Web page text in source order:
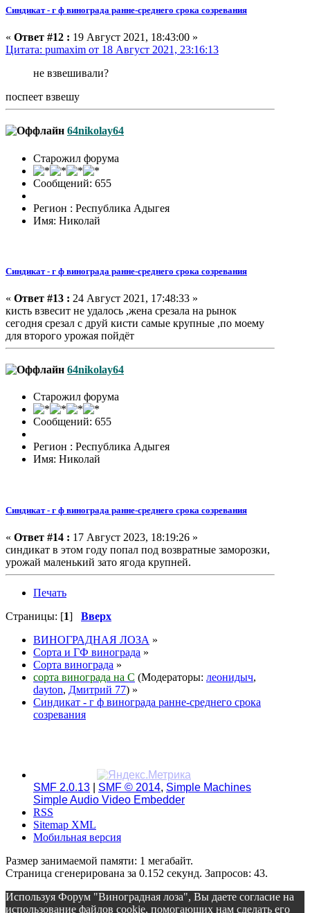
Синдикат - г ф винограда ранне-среднего срока созревания
« Ответ #12 : 19 Август 2021, 18:43:00 »
Цитата: pumaxim от 18 Август 2021, 23:16:13
не взвешивали?
поспеет взвешу
64nikolay64
Старожил форума
Сообщений: 655
Регион : Республика Адыгея
Имя: Николай
Синдикат - г ф винограда ранне-среднего срока созревания
« Ответ #13 : 24 Август 2021, 17:48:33 »
кисть взвесит не удалось ,жена срезала на рынок
сегодня срезал с друй кисти самые крупные ,по моему
для второго урожая пойдёт
64nikolay64
Старожил форума
Сообщений: 655
Регион : Республика Адыгея
Имя: Николай
Синдикат - г ф винограда ранне-среднего срока созревания
« Ответ #14 : 17 Август 2023, 18:19:26 »
синдикат в этом году попал под возвратные заморозки,
урожай маленький зато ягода крупней.
Печать
Страницы: [1] Вверх
ВИНОГРАДНАЯ ЛОЗА »
Сорта и ГФ винограда »
Сорта винограда »
сорта винограда на С (Модераторы: леонидыч,
dayton, Дмитрий 77) »
Синдикат - г ф винограда ранне-среднего срока
созревания
SMF 2.0.13 SMF © 2014, Simple Machines
Simple Audio Video Embedder
RSS
Sitemap XML
Мобильная версия
Размер занимаемой памяти: 1 мегабайт.
Страница сгенерирована за 0.152 секунд. Запросов: 43.
Используя Форум "Виноградная лоза", Вы даете согласие на
использование файлов cookie, помогающих нам сделать его